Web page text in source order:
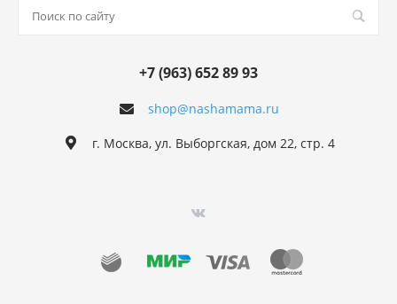
shop@nashamama.ru
+7 (963) 652 89 93
г. Москва, ул. Выборгская, дом 22, стр. 4